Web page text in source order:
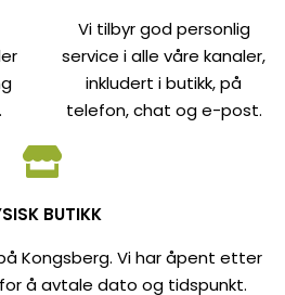
Vi tilbyr god personlig
service i alle våre kanaler,
inkludert i butikk, på
telefon, chat og e-post.
BUTIKK
Kongsberg. Vi har åpent etter
å avtale dato og tidspunkt.